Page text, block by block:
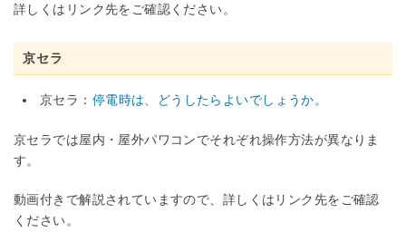
詳しくはリンク先をご確認ください。
京セラ
京セラ： 停電時は、どうしたらよいでしょうか。
京セラでは屋内・屋外パワコンでそれぞれ操作方法が異なりま
す。
動画付きで解説されていますので、詳しくはリンク先をご確認
ください。